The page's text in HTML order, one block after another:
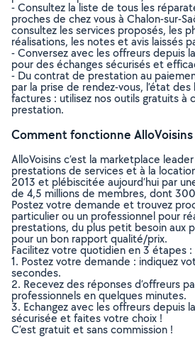
- Consultez la liste de tous les
proches de chez vous à Chalon-sur-
consultez les services proposés, les
réalisations, les notes et avis laissés
- Conversez avec les offreurs depuis
pour des échanges sécurisés et
- Du contrat de prestation au
par la prise de rendez-vous, l’état
factures : utilisez nos outils gratuits à
prestation.
Comment fonctionne AlloVoisins
AlloVoisins c’est la marketplace
prestations de services et à la
2013 et plébiscitée aujourd’hui par
de 4,5 millions de membres, dont
Postez votre demande et trouvez
particulier ou un professionnel pour
prestations, du plus petit besoin aux
pour un bon rapport qualité/prix.
Facilitez votre quotidien en 3 étapes :
1. Postez votre demande : indiquez
secondes.
2. Recevez des réponses d’offreurs
professionnels en quelques minutes.
3. Echangez avec les offreurs depuis
sécurisée et faites votre choix !
C’est gratuit et sans commission !